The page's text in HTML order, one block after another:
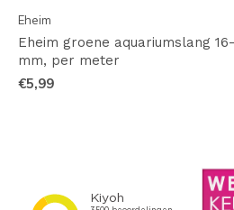
Eheim
Eheim groene aquariumslang
mm, per meter
€5,99